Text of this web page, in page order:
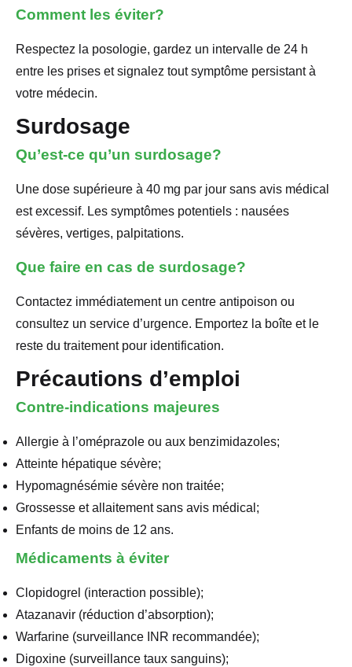
Comment les éviter?
Respectez la posologie, gardez un intervalle de 24 h
entre les prises et signalez tout symptôme persistant à
votre médecin.
Surdosage
Qu’est-ce qu’un surdosage?
Une dose supérieure à 40 mg par jour sans avis médical
est excessif. Les symptômes potentiels : nausées
sévères, vertiges, palpitations.
Que faire en cas de surdosage?
Contactez immédiatement un centre antipoison ou
consultez un service d’urgence. Emportez la boîte et le
reste du traitement pour identification.
Précautions d’emploi
Contre-indications majeures
Allergie à l’oméprazole ou aux benzimidazoles;
Atteinte hépatique sévère;
Hypomagnésémie sévère non traitée;
Grossesse et allaitement sans avis médical;
Enfants de moins de 12 ans.
Médicaments à éviter
Clopidogrel (interaction possible);
Atazanavir (réduction d’absorption);
Warfarine (surveillance INR recommandée);
Digoxine (surveillance taux sanguins);